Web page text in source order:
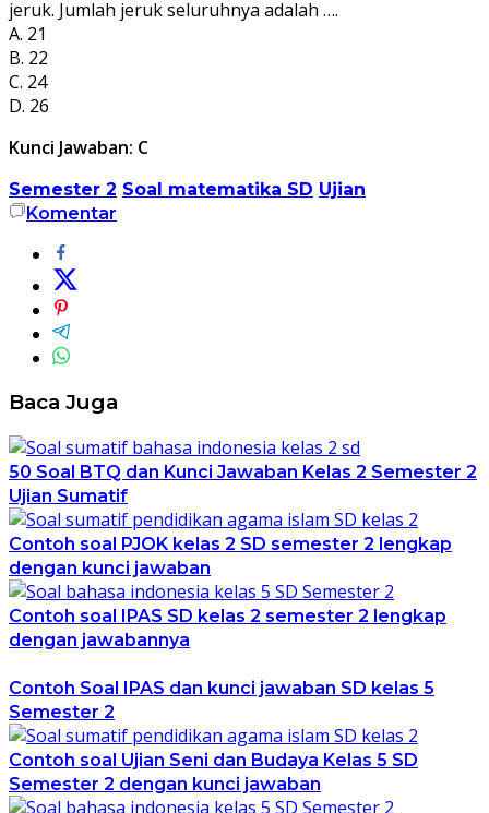
jeruk. Jumlah jeruk seluruhnya adalah ….
A. 21
B. 22
C. 24
D. 26
Kunci Jawaban: C
Semester 2 Soal matematika SD Ujian
Komentar
Baca Juga
50 Soal BTQ dan Kunci Jawaban Kelas 2 Semester 2
Ujian Sumatif
Contoh soal PJOK kelas 2 SD semester 2 lengkap
dengan kunci jawaban
Contoh soal IPAS SD kelas 2 semester 2 lengkap
dengan jawabannya
Contoh Soal IPAS dan kunci jawaban SD kelas 5
Semester 2
Contoh soal Ujian Seni dan Budaya Kelas 5 SD
Semester 2 dengan kunci jawaban